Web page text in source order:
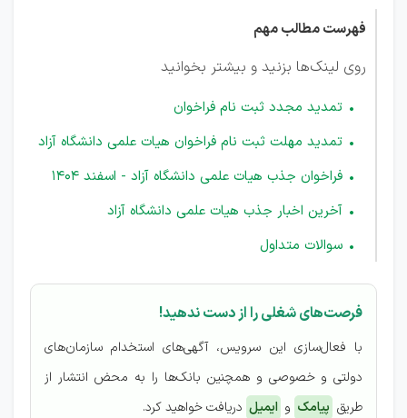
فهرست مطالب مهم
روی لینک‌ها بزنید و بیشتر بخوانید
تمدید مجدد ثبت نام فراخوان
تمدید مهلت ثبت نام فراخوان هیات علمی دانشگاه آزاد
فراخوان جذب هیات علمی دانشگاه آزاد - اسفند 1404
آخرین اخبار جذب هیات علمی دانشگاه آزاد
سوالات متداول
فرصت‌های شغلی را از دست ندهید!
با فعال‌سازی این سرویس، آگهی‌های استخدام سازمان‌های
دولتی و خصوصی و همچنین بانک‌ها را به محض انتشار از
طریق پیامک و ایمیل دریافت خواهید کرد.